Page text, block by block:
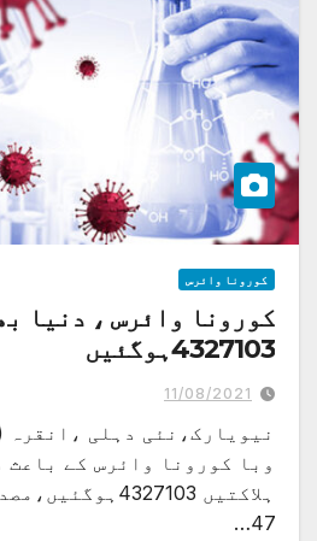
کورونا وائرس
کورونا وائرس ، دنیا
4327103ہوگئیں
11/08/2021
نیویارک،نئی دہلی ،انقرہ
وبا کورونا وائرس کے باعث
47…